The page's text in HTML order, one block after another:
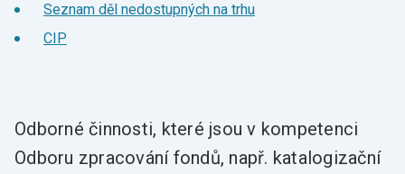
Seznam děl nedostupných na trhu
CIP
Odborné činnosti, které jsou v kompetenci
Odboru zpracování fondů, např. katalogizační